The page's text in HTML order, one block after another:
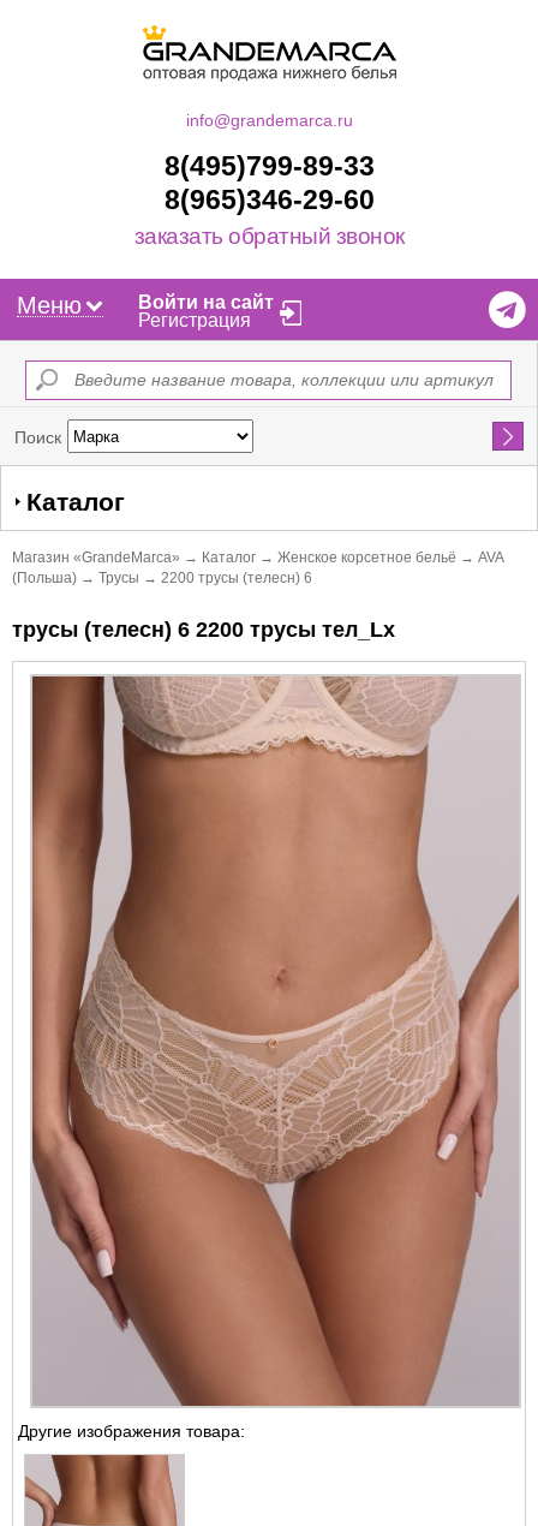
info@grandemarca.ru
8(495)799-89-33
8(965)346-29-60
заказать обратный звонок
Меню
Войти на сайт
Регистрация
Поиск Найти
Каталог
Магазин «GrandeMarca» → Каталог → Женское корсетное бельё → AVA
(Польша) → Трусы → 2200 трусы (телесн) 6
трусы (телесн) 6 2200 трусы тел_Lx
Другие изображения товара: